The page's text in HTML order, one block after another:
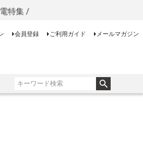
会員登録 ご利用ガイド メールマガジン